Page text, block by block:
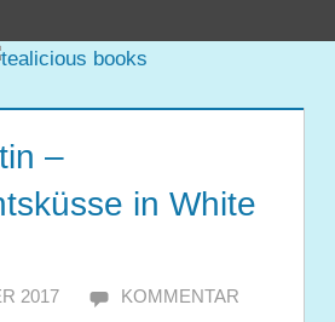
–
in White
2017 JULIA
KOMMENTAR